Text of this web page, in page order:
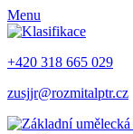
Menu
+420 318 665 029
zusjjr@rozmitalptr.cz